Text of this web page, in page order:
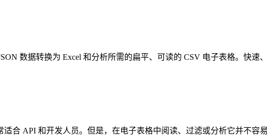
数据转换为 Excel 和分析所需的扁平、可读的 CSV 电子表格。快速
适合 API 和开发人员。但是，在电子表格中阅读、过滤或分析它并不